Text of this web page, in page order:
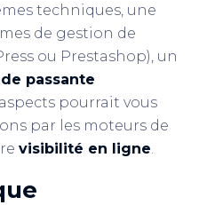
techniques, une
de gestion de
ou Prestashop), un
passante
pourrait vous
par les moteurs de
visibilité en ligne.